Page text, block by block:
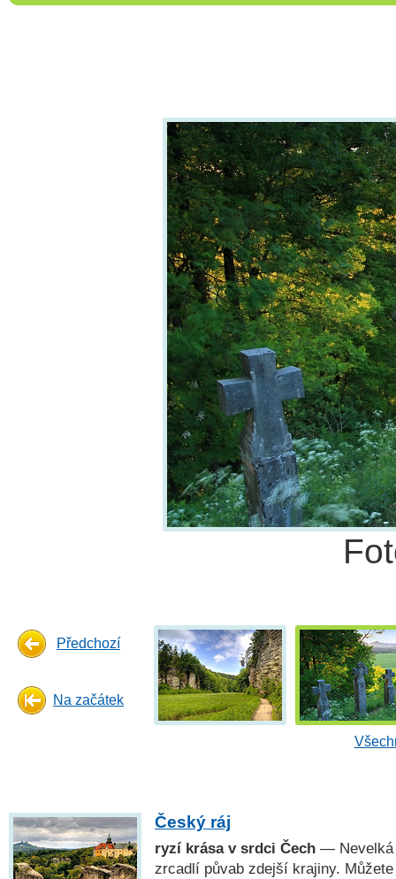
Předchozí
Na začátek
Český ráj
ryzí krása v srdci Čech — Nevelká
zrcadlí půvab zdejší krajiny.